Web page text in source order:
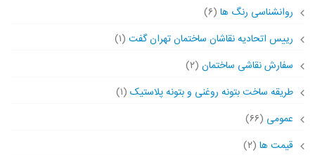
روانشناسی رنگ ها (۶)
رییس اتحادیه نقاشان ساختمان تهران گفت (۱)
سفارش نقاشی ساختمان (۲)
طریقه ساخت بتونه روغنی و بتونه پلاستیک (۱)
عمومی (۶۶)
قیمت ها (۲)